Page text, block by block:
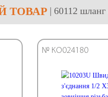
ТОВАР | 60112
№ КО024180